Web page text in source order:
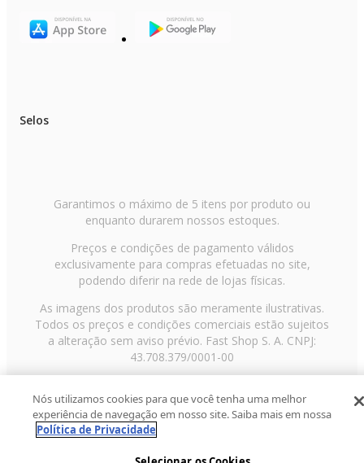
Selos
Garantimos o máximo de 5 itens por produto ou
enquanto durarem nossos estoques.
Preços e condições de pagamento válidos
exclusivamente para compras efetuadas no site,
podendo diferir na rede de lojas físicas.
As imagens dos produtos são meramente ilustrativas.
Todos os preços e condições comerciais estão sujeitos
a alteração sem aviso prévio. Fast Shop S. A. CNPJ:
43.708.379/0001-00
Paulo/SP, CEP 02029-001, Telefone: 11 3003-3728 ©
2013 Fast Shop - Todos os direitos reservadosRF
Nós utilizamos cookies para que você tenha uma melhor
experiência de navegação em nosso site. Saiba mais em nossa
Política de Privacidade